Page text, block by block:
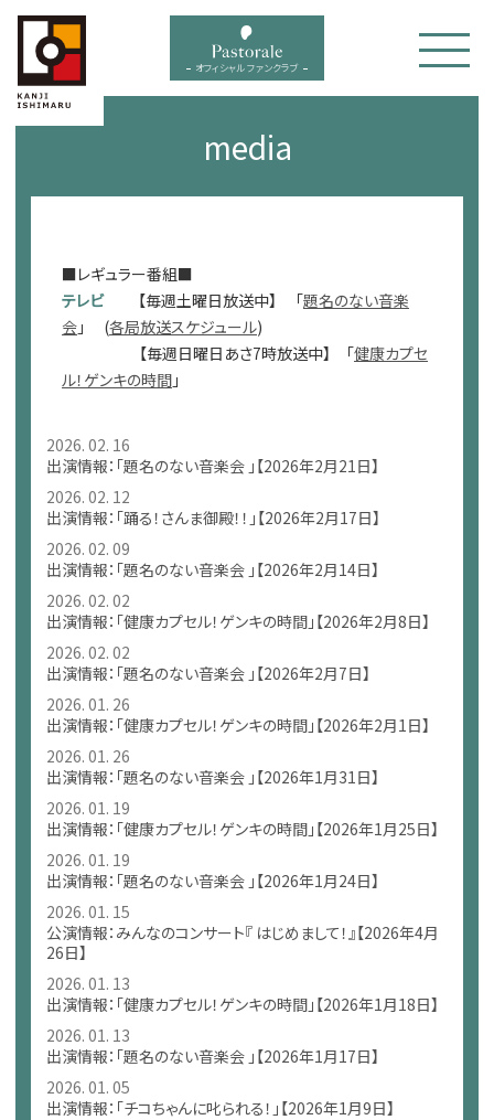
menu オフィシャル ファンクラブ
media
■レギュラー番組■
テレビ【毎週土曜日放送中】 「題名のない音楽
会 」 (各局放送スケジュール)
【毎週日曜日あさ7時放送中】 「健康カプセ
ル！ゲンキの時間 」
2026. 02. 16
出演情報：「題名のない音楽会 」【2026年2月21日】
2026. 02. 12
出演情報：「踊る！さんま御殿！！」【2026年2月17日】
2026. 02. 09
出演情報：「題名のない音楽会 」【2026年2月14日】
2026. 02. 02
出演情報：「健康カプセル！ゲンキの時間」【2026年2月8日】
2026. 02. 02
出演情報：「題名のない音楽会 」【2026年2月7日】
2026. 01. 26
出演情報：「健康カプセル！ゲンキの時間」【2026年2月1日】
2026. 01. 26
出演情報：「題名のない音楽会 」【2026年1月31日】
2026. 01. 19
出演情報：「健康カプセル！ゲンキの時間」【2026年1月25日】
2026. 01. 19
出演情報：「題名のない音楽会 」【2026年1月24日】
2026. 01. 15
公演情報：みんなのコンサート『 はじめまして！』【2026年4月
26日】
2026. 01. 13
出演情報：「健康カプセル！ゲンキの時間」【2026年1月18日】
2026. 01. 13
出演情報：「題名のない音楽会 」【2026年1月17日】
2026. 01. 05
出演情報：「チコちゃんに叱られる！」【2026年1月9日】